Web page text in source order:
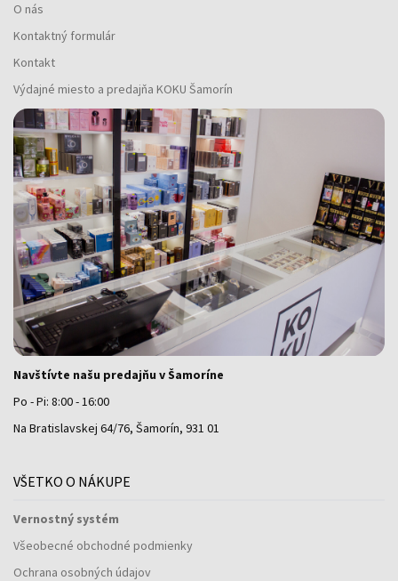
O nás
Kontaktný formulár
Kontakt
Výdajné miesto a predajňa KOKU Šamorín
Navštívte našu predajňu v Šamoríne
Po - Pi: 8:00 - 16:00
Na Bratislavskej 64/76, Šamorín, 931 01
VŠETKO O NÁKUPE
Vernostný systém
Všeobecné obchodné podmienky
Ochrana osobných údajov